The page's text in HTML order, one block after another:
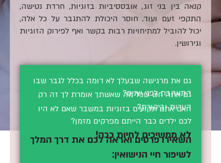
קנאה בין בני זוג, אובססיביות בזוגיות, חרדת נטישה,
התקפי זעם ועוד. חוסר היכולת להתגבר על כל אלה,
יכול להוביל למתיחויות רבות בקשר ואף לפירוק הזוגיות
וגירושין.
גם את מרגישה שבעלך לא דומה בכלל לגבר שבו
התאהבת לפני שנים?
גם אתה חש שכל מה שאשתך אומרת לך זה רק
הערות וביקורת?
האם אתם תקועים בזוגיות במשבר שאם לא היו
לכם ילדים כבר הייתם מפרקים מזמן?
לא ממשיכים לחיות ככה!
השאירו פרטים ואראה לכם את דרך המלך
לשיפור חיי הנישואין: